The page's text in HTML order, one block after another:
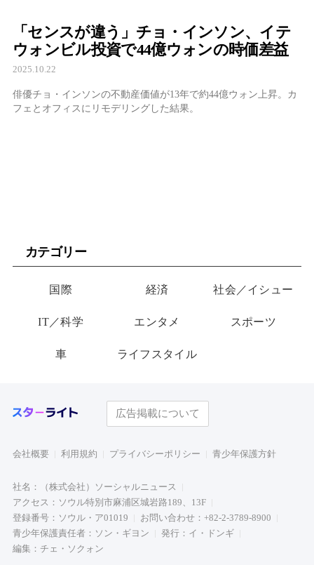
「センスが違う」チョ・インソン、イテ
ウォンビル投資で44億ウォンの時価差益
2025.10.22
俳優チョ・インソンの不動産価値が13年で約44億ウォン上昇。カ
フェとオフィスにリモデリングした結果。
カテゴリー
国際 経済 社会／イシュー
IT／科学 エンタメ スポーツ
車 ライフスタイル
広告掲載について
会社概要 利用規約 プライバシーポリシー 青少年保護方針
社名：（株式会社）ソーシャルニュース
アクセス：ソウル特別市麻浦区城岩路189、13F
登録番号：ソウル・ア01019
お問い合わせ：+82-2-3789-8900
青少年保護責任者：ソン・ギヨン
発行：イ・ドンギ
編集：チェ・ソクォン